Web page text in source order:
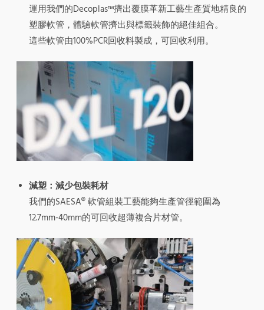
運用我們的Decoplas™擠出覆膜革新工藝生產質地精良的
塑膠軟管，體驗軟管擠出與標籤裝飾的絕佳組合。
這些軟管由100%PCR回收料製成，可回收利用。
減塑：減少包裝耗材
我們的SAESA® 軟管組裝工藝能夠生產管徑範圍為
12.7mm-40mm的可回收超薄複合片材管。